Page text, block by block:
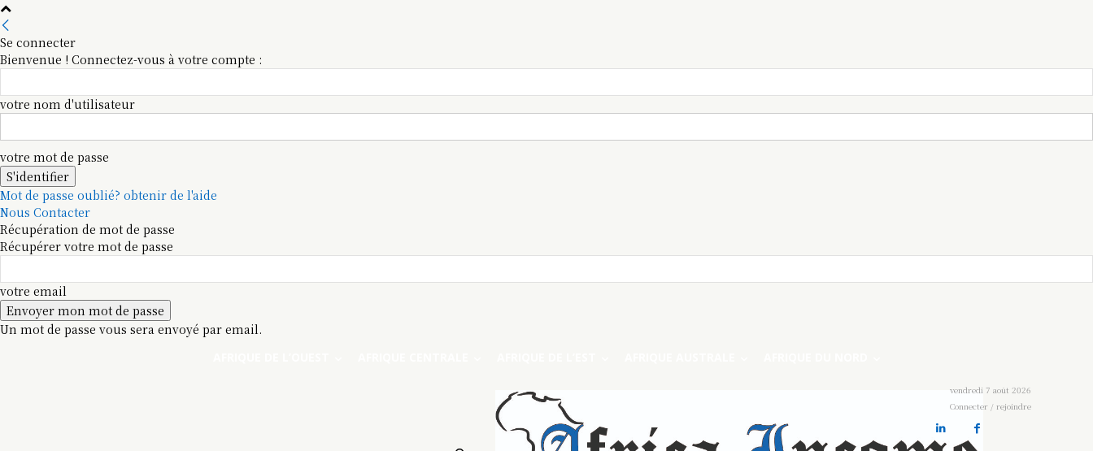
Se connecter
Bienvenue ! Connectez-vous à votre compte :
votre nom d'utilisateur
votre mot de passe
Mot de passe oublié? obtenir de l'aide
Nous Contacter
Récupération de mot de passe
Récupérer votre mot de passe
votre email
Un mot de passe vous sera envoyé par email.
vendredi 7 août 2026
Connecter / rejoindre